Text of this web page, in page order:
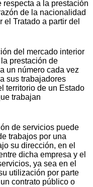
respecta a la prestación
de la nacionalidad
Tratado a partir del
del mercado interior
prestación de
un número cada vez
sus trabajadores
territorio de un Estado
trabajan
de servicios puede
trabajos por una
su dirección, en el
dicha empresa y el
ya sea en el
utilización por parte
contrato público o